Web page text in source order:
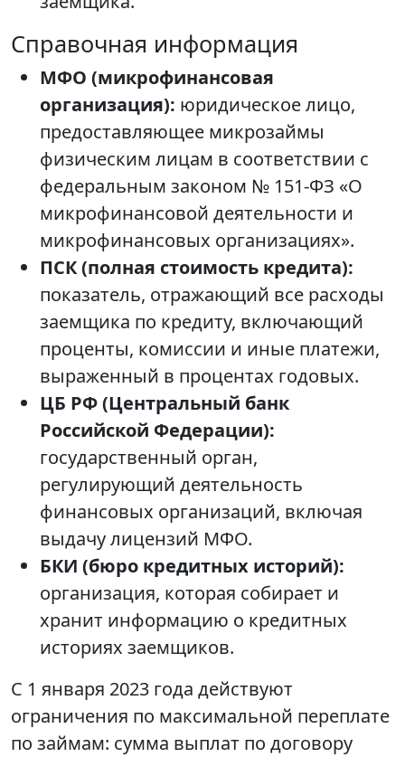
Справочная информация
МФО (микрофинансовая
организация): юридическое лицо,
предоставляющее микрозаймы
физическим лицам в соответствии с
федеральным законом № 151-ФЗ «О
микрофинансовой деятельности и
микрофинансовых организациях».
ПСК (полная стоимость кредита):
показатель, отражающий все расходы
заемщика по кредиту, включающий
проценты, комиссии и иные платежи,
выраженный в процентах годовых.
ЦБ РФ (Центральный банк
Российской Федерации):
государственный орган,
регулирующий деятельность
финансовых организаций, включая
выдачу лицензий МФО.
БКИ (бюро кредитных историй):
организация, которая собирает и
хранит информацию о кредитных
историях заемщиков.
С 1 января 2023 года действуют
ограничения по максимальной переплате
по займам: сумма выплат по договору